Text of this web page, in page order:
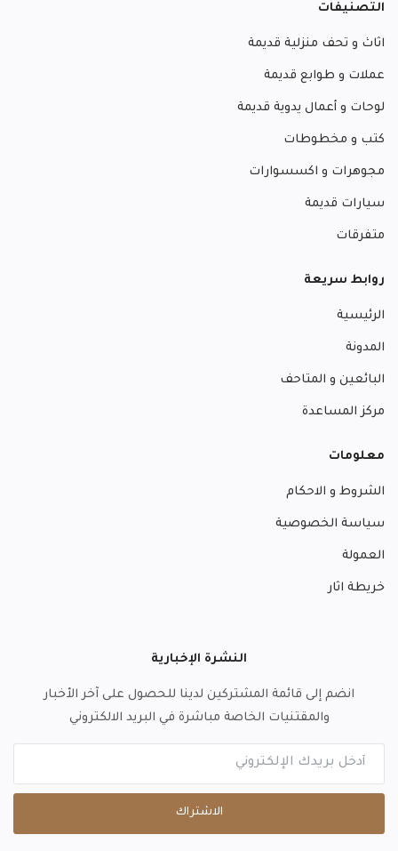
التصنيفات
اثاث و تحف منزلية قديمة
عملات و طوابع قديمة
لوحات و أعمال يدوية قديمة
كتب و مخطوطات
مجوهرات و اكسسوارات
سيارات قديمة
متفرقات
روابط سريعة
الرئيسية
المدونة
البائعين و المتاحف
مركز المساعدة
معلومات
الشروط و الاحكام
سياسة الخصوصية
العمولة
خريطة اثار
النشرة الإخبارية
انضم إلى قائمة المشتركين لدينا للحصول على آخر الأخبار
والمقتنيات الخاصة مباشرة في البريد الالكتروني
الاشتراك